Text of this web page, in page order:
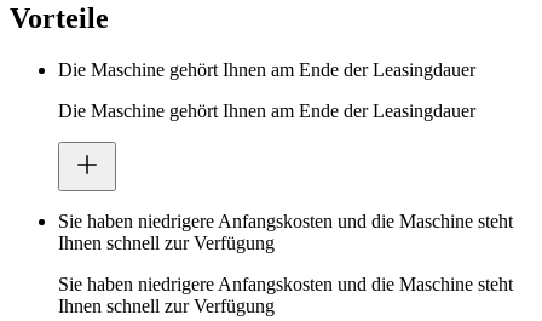
Vorteile
Die Maschine gehört Ihnen am Ende der Leasingdauer
Die Maschine gehört Ihnen am Ende der Leasingdauer
Sie haben niedrigere Anfangskosten und die Maschine steht
Ihnen schnell zur Verfügung
Sie haben niedrigere Anfangskosten und die Maschine steht
Ihnen schnell zur Verfügung